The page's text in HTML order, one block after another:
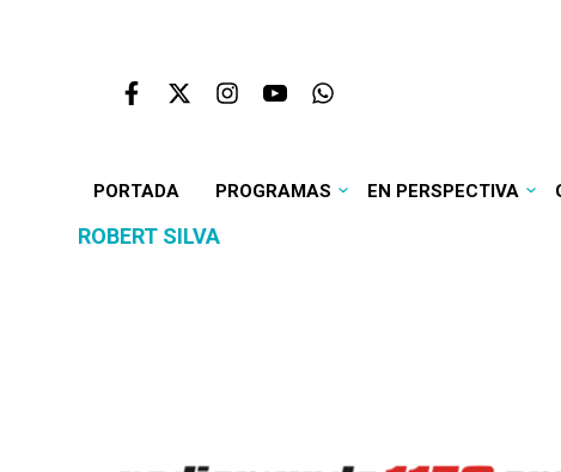
PORTADA PROGRAMAS EN PERSPECTIVA
ROBERT SILVA